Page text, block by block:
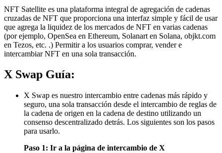
NFT Satellite es una plataforma integral de agregación de cadenas
cruzadas de NFT que proporciona una interfaz simple y fácil de usar
que agrega la liquidez de los mercados de NFT en varias cadenas
(por ejemplo, OpenSea en Ethereum, Solanart en Solana, objkt.com
en Tezos, etc. .) Permitir a los usuarios comprar, vender e
intercambiar NFT en una sola transacción.
X Swap Guía:
X Swap es nuestro intercambio entre cadenas más rápido y
seguro, una sola transacción desde el intercambio de reglas de
la cadena de origen en la cadena de destino utilizando un
consenso descentralizado detrás. Los siguientes son los pasos
para usarlo.
Paso 1: Ir a la página de intercambio de X